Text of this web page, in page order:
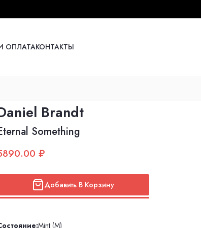
ОПЛАТАКОНТАКТЫ
Brandt
Something
₽
Добавить В Корзину
Mint (M)